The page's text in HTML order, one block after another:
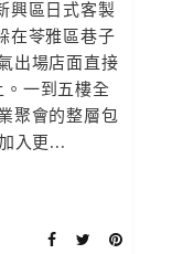
興區日式客製
在苓雅區巷子
出場店面直接
。一到五樓全
聚會的整層包
入更...